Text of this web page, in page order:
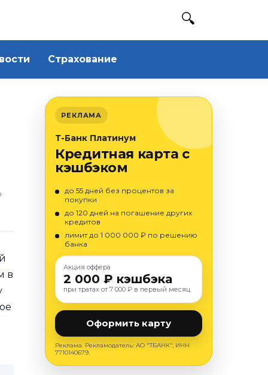
Страхование
в
РЕКЛАМА
Т-Банк Платинум
Кредитная карта с
кэшбэком
до 55 дней без процентов за
покупки
до 120 дней на погашение других
кредитов
лимит до 1 000 000 ₽ по решению
банка
Акция оффера
2 000 ₽ кэшбэка
при тратах от 7 000 ₽ в первый месяц
Оформить карту
Реклама. Рекламодатель: АО "ТБАНК", ИНН
7710140679.